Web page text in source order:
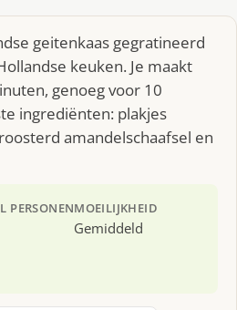
geitenkaas gegratineerd
keuken. Je maakt
genoeg voor 10
ingrediënten: plakjes
amandelschaafsel en
PERSONENMOEILIJKHEID
Gemiddeld